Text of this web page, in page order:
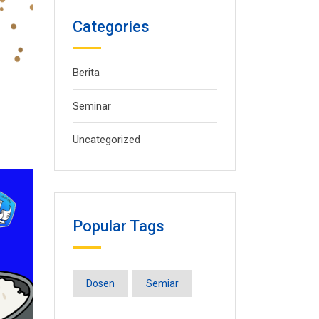
Categories
Berita
Seminar
Uncategorized
Popular Tags
Dosen Semiar